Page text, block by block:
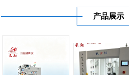
利联盟，共同开发完善塑料焊接设...
产品展示